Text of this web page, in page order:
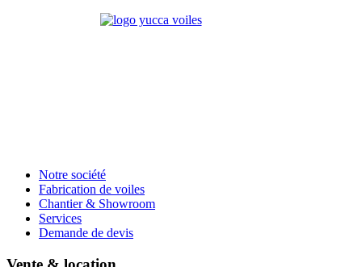
Notre société
Fabrication de voiles
Chantier & Showroom
Services
Demande de devis